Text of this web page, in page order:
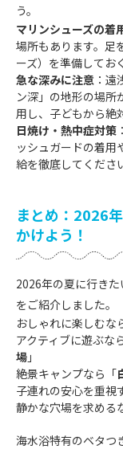
う。
マリンシューズの着
場所もあります。足
ーズ）を準備してお
急な深みに注意 ：
ン深」の地形の場所
用し、子どもから絶
日焼け・熱中症対策
ッシュガードの着用
給を徹底してくださ
まとめ：2026
かけよう！
2026年の夏に行き
をご紹介しました。
おしゃれに楽しむな
アクティブに遊ぶな
場 」
絶景キャンプなら「
子連れの安心を重視
静かな穴場を求める
海水浴特有のベタつ